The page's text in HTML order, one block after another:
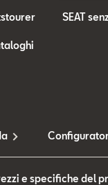
SEAT
e specifiche del